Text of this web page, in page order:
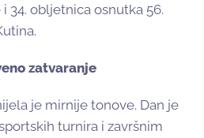
34. obljetnica osnutka 56.
zatvaranje
je mirnije tonove. Dan je
turnira i završnim